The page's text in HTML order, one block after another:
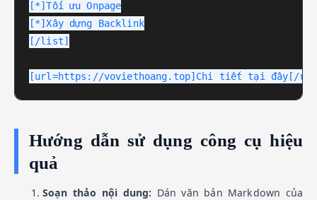
[*]Tối ưu Onpage
[*]Xây dựng Backlink
[/list]
[url=https://voviethoang.top]Chi tiết tại đây[/
Hướng dẫn sử dụng công cụ hiệu
quả
Soạn thảo nội dung: Dán văn bản Markdown của